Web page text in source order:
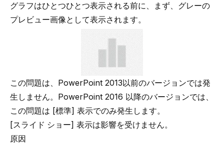
グラフはひとつひとつ表示される前に、まず、グレーの
プレビュー画像として表示されます。
この問題は、PowerPoint 2013以前のバージョンでは発
生しません。PowerPoint 2016 以降のバージョンでは、
この問題は [標準] 表示でのみ発生します。
[スライド ショー] 表示は影響を受けません。
原因